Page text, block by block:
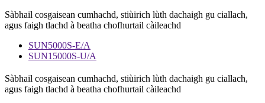
Sàbhail cosgaisean cumhachd, stiùirich lùth dachaigh gu ciallach,
agus faigh tlachd à beatha chofhurtail càileachd
SUN5000S-E/A
SUN15000S-U/A
Sàbhail cosgaisean cumhachd, stiùirich lùth dachaigh gu ciallach,
agus faigh tlachd à beatha chofhurtail càileachd